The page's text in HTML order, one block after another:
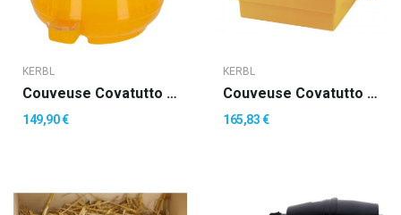
KERBL
Couveuse Covatutto 16 L, Digitale Max 16 Oeufs...
149,90 €
KERBL
Couveuse Covatutto MAXI 24 Oeufs De Poule Sans...
165,83 €